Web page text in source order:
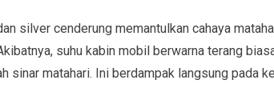
silver cenderung memantulkan cahaya
suhu kabin mobil berwarna terang
sinar matahari. Ini berdampak langsung pada